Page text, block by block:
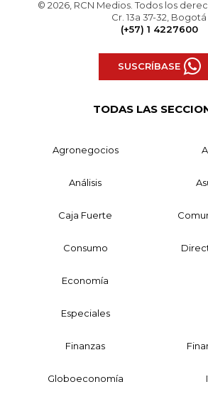
© 2026, RCN Medios. Todos los
Cr. 13a 37-32, Bogotá
(+57) 1 4227600
SUSCRÍBASE
TODAS LAS
Agronegocios
Análisis
Caja Fuerte
Consumo
Economía
Especiales
Finanzas
Globoeconomía